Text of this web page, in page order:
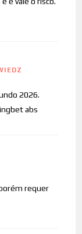
2026.
abs
requer